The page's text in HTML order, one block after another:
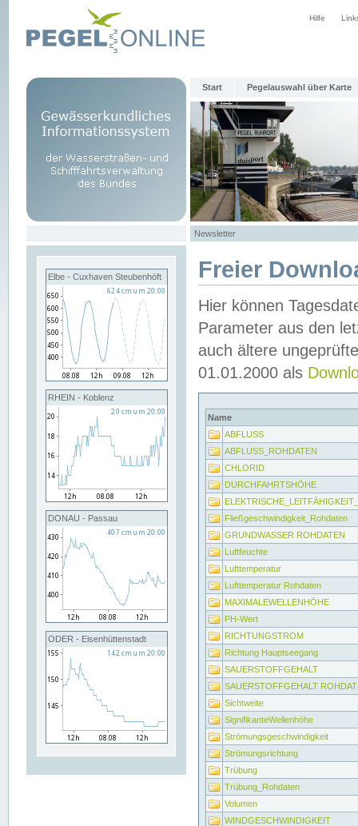
Hilfe
Start Pegelauswahl über Karte
Newsletter
Elbe - Cuxhaven Steubenhöft
RHEIN - Koblenz
DONAU - Passau
ODER - Eisenhüttenstadt
Freier
Hier können
Parameter aus den
auch ältere
01.01.2000 als
Name
ABFLUSS
ABFLUSS_ROHDATEN
CHLORID
DURCHFAHRTSHÖHE
Fließgeschwindigkeit_Rohdaten
GRUNDWASSER ROHDATEN
Luftfeuchte
Lufttemperatur
Lufttemperatur Rohdaten
MAXIMALEWELLENHÖHE
PH-Wert
RICHTUNGSTROM
Richtung Hauptseegang
SAUERSTOFFGEHALT
SAUERSTOFFGEHALT
Sichtweite
SignifikanteWellenhöhe
Strömungsgeschwindigkeit
Strömungsrichtung
Trübung
Trübung_Rohdaten
Volumen
WINDGESCHWINDIGKEIT